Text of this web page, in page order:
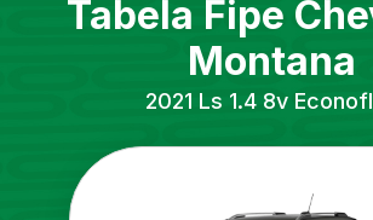
Tabela Fipe
Montana
2021 Ls 1.4 8v